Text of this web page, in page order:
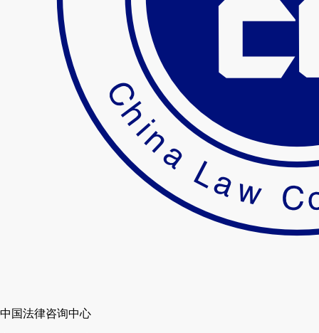
中国法律咨询中心